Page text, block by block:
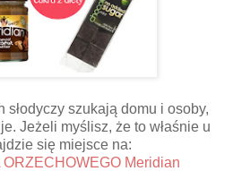
słodyczy szukają domu i osoby,
Jeżeli myślisz, że to właśnie u
się miejsce na:
ORZECHOWEGO Meridian